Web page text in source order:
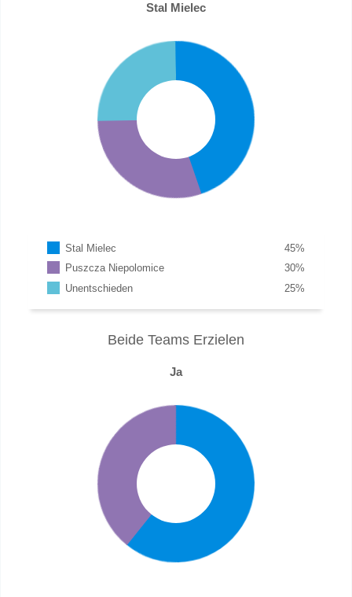
Stal Mielec
Stal Mielec %
45
Puszcza Niepolomice
%
30
Unentschieden
%
25
Beide Teams Erzielen
Ja